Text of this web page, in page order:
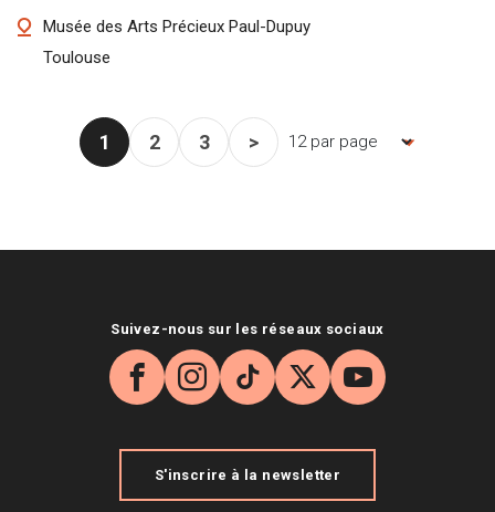
Musée des Arts Précieux Paul-Dupuy
Toulouse
Page courante
1
Page
2
Page
3
Page suivante
>
Nombre d'items par page, la
Suivez-nous sur les réseaux sociaux
Facebook
Instagram
TikTok
X YouTube
S'inscrire à la newsletter